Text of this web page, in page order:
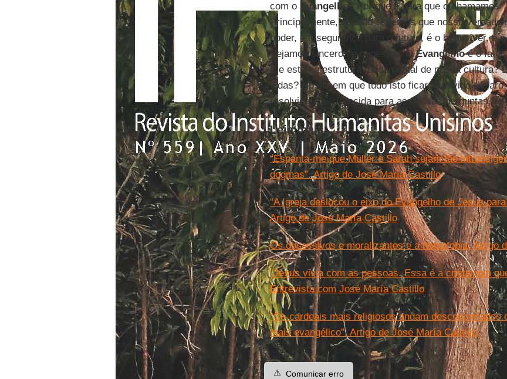
com o Evangelho? Por que e para que o chamamos “
Principalmente, quando sabemos que nosso
poder, é a segurança para o futuro, é o bem viver, é
Sejamos sinceros e honestos. OEvangelhoé o fator
Ele está na estrutura fundamental de nossa cultura?
vidas? No dia em que tudo isto ficar resolvido e
resolvida e esclarecida para as nossas perguntas,
Leia mais...
“Espanta-me que Müller e Sarah sejam tão
dogmas”. Artigo de José María Castillo
“A Igreja deslocou o eixo do Evangelho de Jesus
Artigo de José María Castillo
Os obsessivos e moralizantes e a homofobia. Artigo
“Jesus vivia com as pessoas. Essa é a cristologia
Entrevista com José María Castillo
“Os cardeais mais religiosos andam desconcertados
mais evangélico”. Artigo de José María Castillo
⚠️ Comunicar erro